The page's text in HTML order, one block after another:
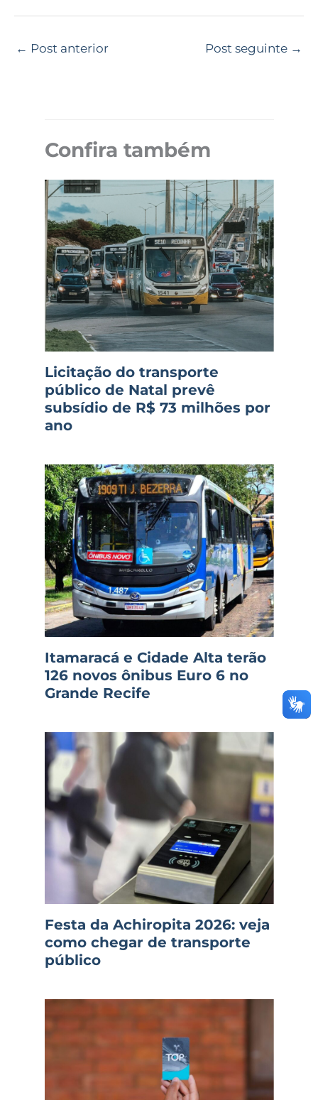
← Post anterior Post seguinte →
Confira também
Licitação do transporte
público de Natal prevê
subsídio de R$ 73 milhões por
ano
Itamaracá e Cidade Alta terão
126 novos ônibus Euro 6 no
Grande Recife
Festa da Achiropita 2026: veja
como chegar de transporte
público